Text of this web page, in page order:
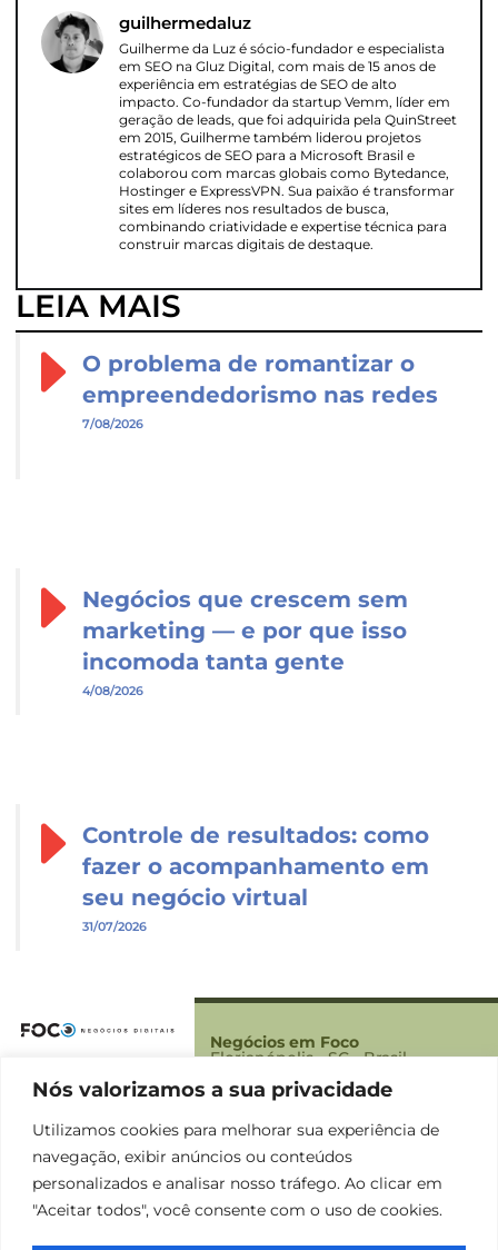
Nós valorizamos a sua privacidade
Utilizamos cookies para melhorar sua experiência de
navegação, exibir anúncios ou conteúdos
personalizados e analisar nosso tráfego. Ao clicar em
"Aceitar todos", você consente com o uso de cookies.
guilhermedaluz
Guilherme da Luz é sócio-fundador e especialista
em SEO na Gluz Digital, com mais de 15 anos de
experiência em estratégias de SEO de alto
impacto. Co-fundador da startup Vemm, líder em
geração de leads, que foi adquirida pela QuinStreet
em 2015, Guilherme também liderou projetos
estratégicos de SEO para a Microsoft Brasil e
colaborou com marcas globais como Bytedance,
Hostinger e ExpressVPN. Sua paixão é transformar
sites em líderes nos resultados de busca,
combinando criatividade e expertise técnica para
construir marcas digitais de destaque.
LEIA MAIS
O problema de romantizar o
empreendedorismo nas redes
7/08/2026
Negócios que crescem sem
marketing — e por que isso
incomoda tanta gente
4/08/2026
Controle de resultados: como
fazer o acompanhamento em
seu negócio virtual
31/07/2026
Negócios em Foco
Florianópolis - SC - Brasil
Foco
Sobre Nós
Contato
Termos
Política de Privacidade
Termos e condições